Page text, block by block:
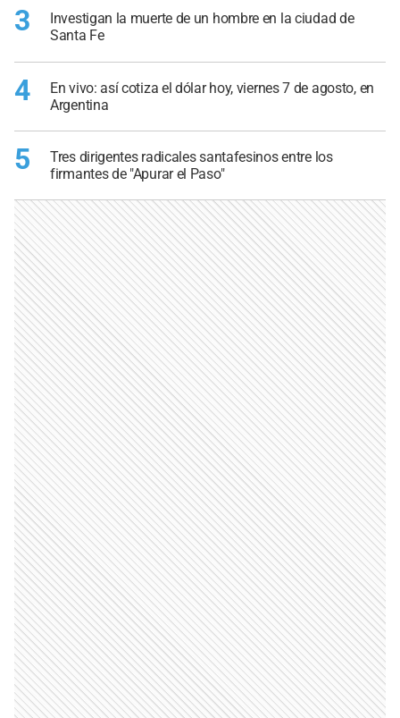
3
Investigan la muerte de un hombre en la ciudad de
Santa Fe
4
En vivo: así cotiza el dólar hoy, viernes 7 de agosto, en
Argentina
5
Tres dirigentes radicales santafesinos entre los
firmantes de "Apurar el Paso"